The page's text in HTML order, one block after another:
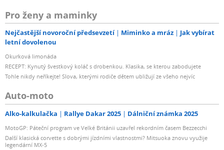
Pro ženy a maminky
Nejčastější novoroční předsevzetí Miminko a mráz
Jak vybírat
letní dovolenou
Okurková limonáda
RECEPT: Kynutý švestkový koláč s drobenkou. Klasika, se kterou zabodujete
Tohle nikdy neříkejte! Slova, kterými rodiče dětem ubližují ze všeho nejvíc
Auto-moto
Alko-kalkulačka Rallye Dakar 2025 Dálniční známka 2025
MotoGP: Páteční program ve Velké Británii uzavřel rekordním časem Bezzecchi
Další klasická corvette s dobrými jízdními vlastnostmi? Mitsuoka znovu využije
legendární MX-5